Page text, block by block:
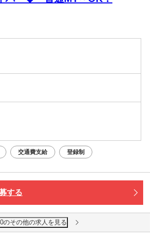
交通費支給 登録制
する
のその他の求人を見る